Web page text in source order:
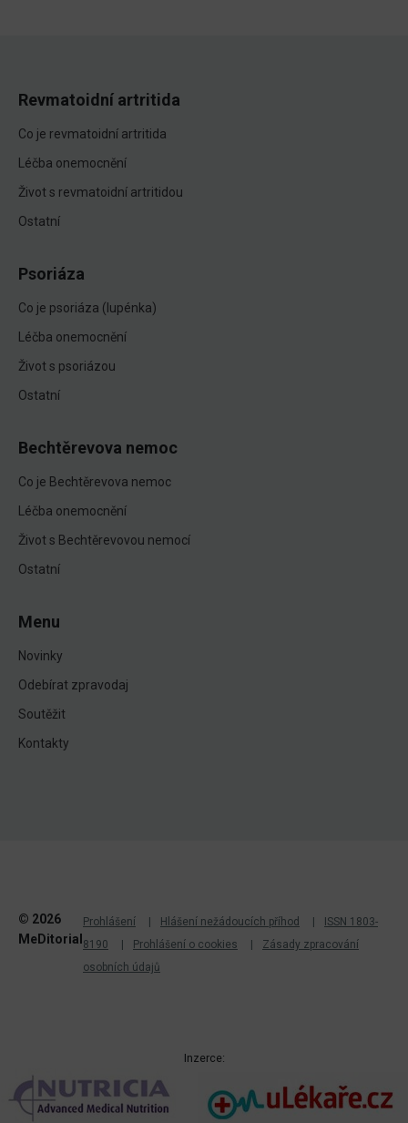
Revmatoidní artritida
Co je revmatoidní artritida
Léčba onemocnění
Život s revmatoidní artritidou
Ostatní
Psoriáza
Co je psoriáza (lupénka)
Léčba onemocnění
Život s psoriázou
Ostatní
Bechtěrevova nemoc
Co je Bechtěrevova nemoc
Léčba onemocnění
Život s Bechtěrevovou nemocí
Ostatní
Menu
Novinky
Odebírat zpravodaj
Soutěžit
Kontakty
© 2026
MeDitorial
Prohlášení Hlášení nežádoucích příhod
ISSN 1803-
8190
Prohlášení o cookies
Zásady zpracování
osobních údajů
Inzerce: